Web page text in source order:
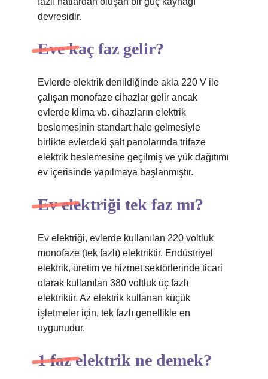
devresidir.
Eve kaç faz gelir?
Evlerde elektrik denildiğinde akla 220 V ile
çalışan monofaze cihazlar gelir ancak
evlerde klima vb. cihazların elektrik
beslemesinin standart hale gelmesiyle
birlikte evlerdeki şalt panolarında trifaze
elektrik beslemesine geçilmiş ve yük dağıtımı
ev içerisinde yapılmaya başlanmıştır.
Ev elektriği tek faz mı?
Ev elektriği, evlerde kullanılan 220 voltluk
monofaze (tek fazlı) elektriktir. Endüstriyel
elektrik, üretim ve hizmet sektörlerinde ticari
olarak kullanılan 380 voltluk üç fazlı
elektriktir. Az elektrik kullanan küçük
işletmeler için, tek fazlı genellikle en
uygunudur.
1 faz elektrik ne demek?